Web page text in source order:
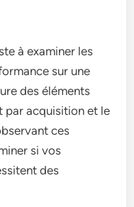
à examiner les
sur une
des éléments
par acquisition et le
ces
si vos
des